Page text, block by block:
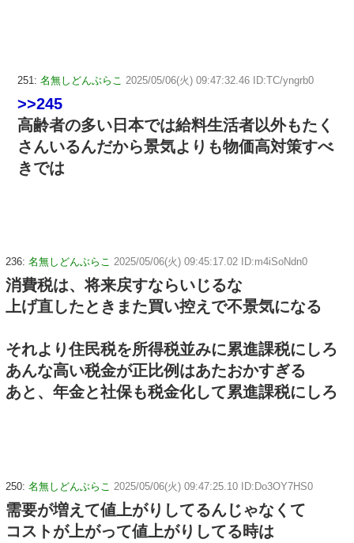
251: 名無しどんぶらこ 2025/05/06(火) 09:47:32.46 ID:TC/yngrb0
>>245
高齢者の多い日本では給料生活者以外もたく
さんいるんだから景気よりも物価高対策すべ
きでは
236: 名無しどんぶらこ 2025/05/06(火) 09:45:17.02 ID:m4iSoNdn0
消費税は、将来戻すならいじるな
上げ直したときまた買い控えで不景気になる
それより住民税を所得税並みに累進課税にしろ
あんな高い税金が正比例はあたおかすぎる
あと、年金と社保も税金化して累進課税にしろ
250: 名無しどんぶらこ 2025/05/06(火) 09:47:25.10 ID:Do3OY7HS0
需要が増えて値上がりしてるんじゃなくて
コストが上がって値上がりしてる時は